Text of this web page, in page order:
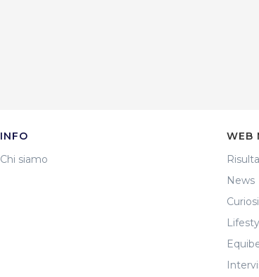
INFO
Chi siamo
WEB
News